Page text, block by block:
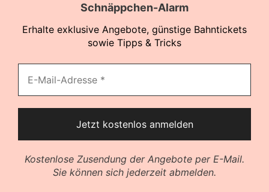
Schnäppchen-Alarm
Erhalte exklusive Angebote, günstige Bahntickets
sowie Tipps & Tricks
Kostenlose Zusendung der Angebote per E-Mail.
Sie können sich jederzeit abmelden.